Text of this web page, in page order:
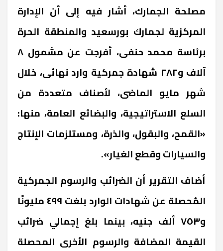
مصلحة الجمارك، أشار فيه إلى أن الإدارة
المركزية لجمارك بورسعيد والمنطقة الحرة
برئاسة محمد حنفى، أفرجت عن مشمول ٨
آلاف و٢٨٢ شهادة جمركية وارد نهائى، خلال
شهر مايو الماضى، لأصناف متعددة من
السلع الاستراتيجية، والبضائع العامة، منها:
«القمح، والبقول، والذرة، ومستلزمات الإنتاج
والسيارات وقطع الغيار».
أضاف التقرير أن الضرائب والرسوم الجمركية
المُحصلة عن شهادات الوارد بلغت ٤٩٩ مليونًا
و٧٥٣ ألف جنيه، بينما بلغ إجمالي ضرائب
القيمة المضافة والرسوم الأخرى المحصلة